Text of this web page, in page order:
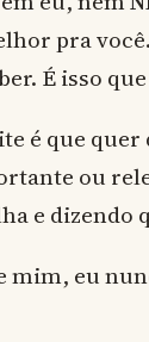
pra
É isso que
é que
ou
e dizendo
mim, eu